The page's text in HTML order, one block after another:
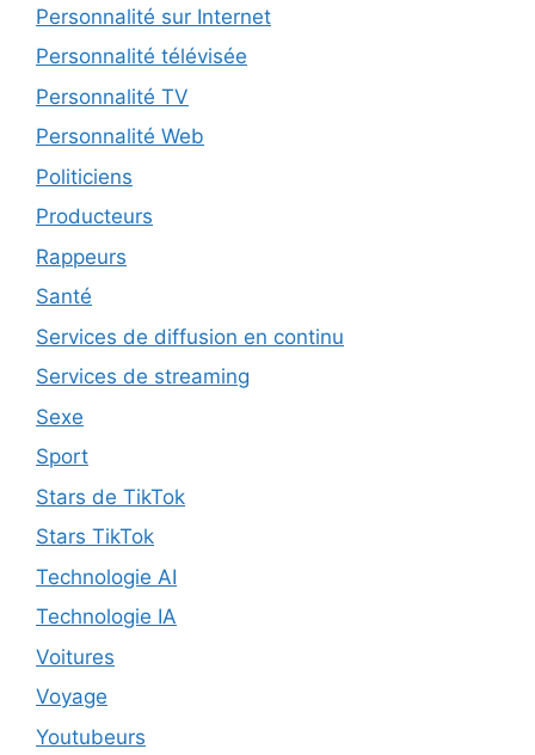
Personnalité sur Internet
Personnalité télévisée
Personnalité TV
Personnalité Web
Politiciens
Producteurs
Rappeurs
Santé
Services de diffusion en continu
Services de streaming
Sexe
Sport
Stars de TikTok
Stars TikTok
Technologie AI
Technologie IA
Voitures
Voyage
Youtubeurs